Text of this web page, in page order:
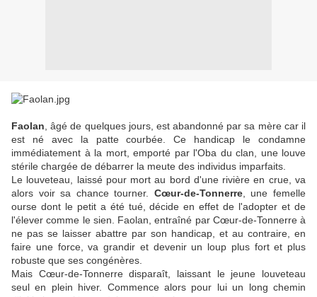
Faolan , âgé de quelques jours, est abandonné par sa mère car il
est né avec la patte courbée. Ce handicap le condamne
immédiatement à la mort, emporté par l'Oba du clan, une louve
stérile chargée de débarrer la meute des individus imparfaits.
Le louveteau, laissé pour mort au bord d'une rivière en crue, va
alors voir sa chance tourner. Cœur-de-Tonnerre, une femelle
ourse dont le petit a été tué, décide en effet de l'adopter et de
l'élever comme le sien. Faolan, entraîné par Cœur-de-Tonnerre à
ne pas se laisser abattre par son handicap, et au contraire, en
faire une force, va grandir et devenir un loup plus fort et plus
robuste que ses congénères.
Mais Cœur-de-Tonnerre disparaît, laissant le jeune louveteau
seul en plein hiver. Commence alors pour lui un long chemin